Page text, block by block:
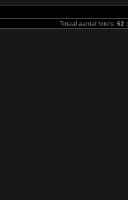
Totaal aantal foto's: 62